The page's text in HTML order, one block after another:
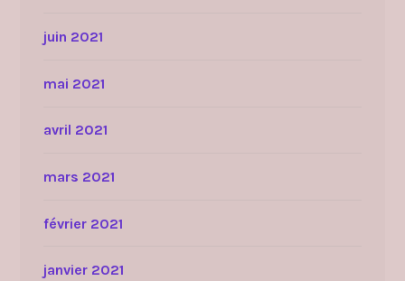
juin 2021
mai 2021
avril 2021
mars 2021
février 2021
janvier 2021